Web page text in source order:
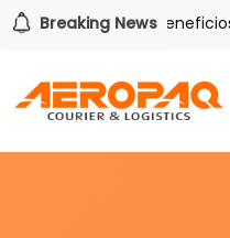
Breaking News
tiene sus beneficios.